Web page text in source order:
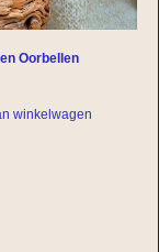
Oorbellen
winkelwagen